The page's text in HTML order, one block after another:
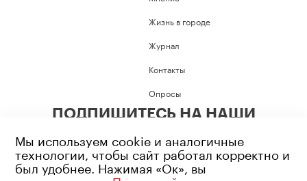
Жизнь в городе
Журнал
Контакты
Опросы
ПОДПИШИТЕСЬ НА НАШИ
Мы используем cookie и аналогичные
технологии, чтобы сайт работал корректно и
был удобнее. Нажимая «Ок», вы